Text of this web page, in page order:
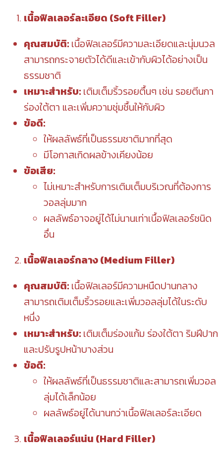
เนื้อฟิลเลอร์ละเอียด (Soft Filler)
คุณสมบัติ: เนื้อฟิลเลอร์มีความละเอียดและนุ่มนวล
สามารถกระจายตัวได้ดีและเข้ากับผิวได้อย่างเป็น
ธรรมชาติ
เหมาะสำหรับ: เติมเต็มริ้วรอยตื้นๆ เช่น รอยตีนกา
ร่องใต้ตา และเพิ่มความชุ่มชื้นให้กับผิว
ข้อดี:
ให้ผลลัพธ์ที่เป็นธรรมชาติมากที่สุด
มีโอกาสเกิดผลข้างเคียงน้อย
ข้อเสีย:
ไม่เหมาะสำหรับการเติมเต็มบริเวณที่ต้องการ
วอลลุ่มมาก
ผลลัพธ์อาจอยู่ได้ไม่นานเท่าเนื้อฟิลเลอร์ชนิด
อื่น
เนื้อฟิลเลอร์กลาง (Medium Filler)
คุณสมบัติ: เนื้อฟิลเลอร์มีความหนืดปานกลาง
สามารถเติมเต็มริ้วรอยและเพิ่มวอลลุ่มได้ในระดับ
หนึ่ง
เหมาะสำหรับ: เติมเต็มร่องแก้ม ร่องใต้ตา ริมฝีปาก
และปรับรูปหน้าบางส่วน
ข้อดี:
ให้ผลลัพธ์ที่เป็นธรรมชาติและสามารถเพิ่มวอล
ลุ่มได้เล็กน้อย
ผลลัพธ์อยู่ได้นานกว่าเนื้อฟิลเลอร์ละเอียด
เนื้อฟิลเลอร์แน่น (Hard Filler)